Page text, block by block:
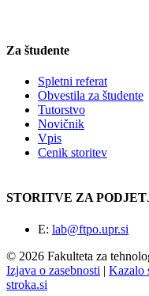
Za študente
Spletni referat
Obvestila za študente
Tutorstvo
Novičnik
Vpis
Cenik storitev
STORITVE ZA
E: lab@ftpo.upr.si
© 2026 Fakulteta za
Izjava o zasebnosti | Kazalo
stroka.si